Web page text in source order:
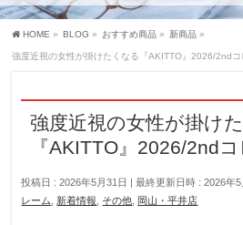
HOME » BLOG » おすすめ商品 » 新商品 »
強度近視の女性が掛けたくなる『AKITTO』2026/2ndコ
強度近視の女性が掛け
『AKITTO』2026/2nd
投稿日 : 2026年5月31日 最終更新日時 : 2026年5
レーム
新着情報 その他 岡山・平井店